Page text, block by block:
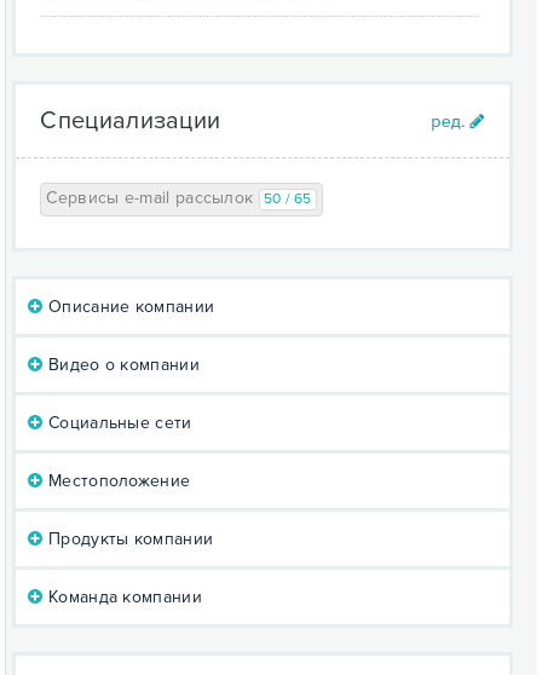
Специализации
Сервисы e-mail рассылок 50 / 65
Описание компании
Видео о компании
Социальные сети
Местоположение
Продукты компании
Команда компании